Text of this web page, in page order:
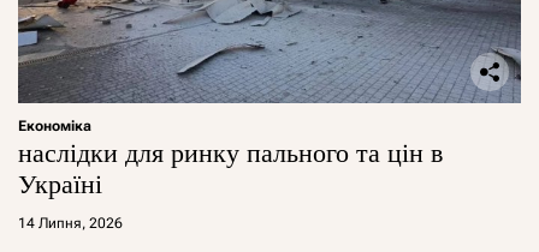
Економіка
наслідки для ринку пального та цін в
Україні
14 Липня, 2026